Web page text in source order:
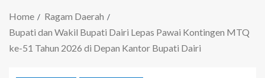
Home
Ragam Daerah
Bupati dan Wakil Bupati Dairi Lepas Pawai Kontingen MTQ
ke-51 Tahun 2026 di Depan Kantor Bupati Dairi